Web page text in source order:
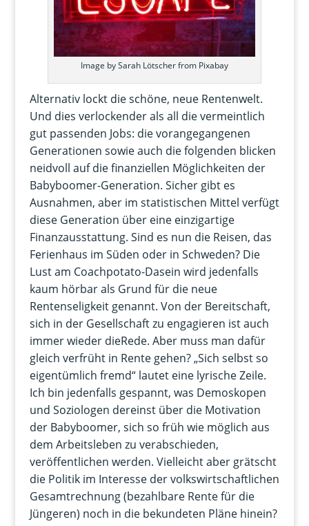
Image by Sarah Lötscher from Pixabay
Alternativ lockt die schöne, neue Rentenwelt.
Und dies verlockender als all die vermeintlich
gut passenden Jobs: die vorangegangenen
Generationen sowie auch die folgenden blicken
neidvoll auf die finanziellen Möglichkeiten der
Babyboomer-Generation. Sicher gibt es
Ausnahmen, aber im statistischen Mittel verfügt
diese Generation über eine einzigartige
Finanzausstattung. Sind es nun die Reisen, das
Ferienhaus im Süden oder in Schweden? Die
Lust am Coachpotato-Dasein wird jedenfalls
kaum hörbar als Grund für die neue
Rentenseligkeit genannt. Von der Bereitschaft,
sich in der Gesellschaft zu engagieren ist auch
immer wieder dieRede. Aber muss man dafür
gleich verfrüht in Rente gehen? „Sich selbst so
eigentümlich fremd“ lautet eine lyrische Zeile.
Ich bin jedenfalls gespannt, was Demoskopen
und Soziologen dereinst über die Motivation
der Babyboomer, sich so früh wie möglich aus
dem Arbeitsleben zu verabschieden,
veröffentlichen werden. Vielleicht aber grätscht
die Politik im Interesse der volkswirtschaftlichen
Gesamtrechnung (bezahlbare Rente für die
Jüngeren) noch in die bekundeten Pläne hinein?